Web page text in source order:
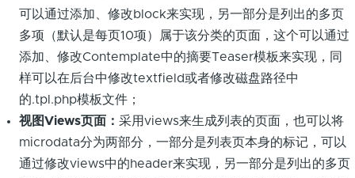
可以通过添加、修改block来实现，另一部分是列出的多页
多项（默认是每页10项）属于该分类的页面，这个可以通过
添加、修改Contemplate中的摘要Teaser模板来实现，同
样可以在后台中修改textfield或者修改磁盘路径中
的.tpl.php模板文件；
视图Views页面： 采用views来生成列表的页面，也可以将
microdata分为两部分，一部分是列表页本身的标记，可以
通过修改views中的header来实现，另一部分是列出的多页